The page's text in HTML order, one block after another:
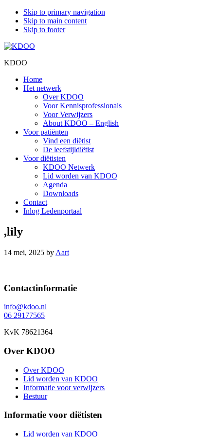
Skip to primary navigation
Skip to main content
Skip to footer
KDOO
Home
Het netwerk
Over KDOO
Voor Kennisprofessionals
Voor Verwijzers
About KDOO – English
Voor patiënten
Vind een diëtist
De leefstijldiëtist
Voor diëtisten
KDOO Netwerk
Lid worden van KDOO
Agenda
Downloads
Contact
Inlog Ledenportaal
,lily
14 mei, 2025 by Aart
Footer
Contactinformatie
info@kdoo.nl
06 29177565
KvK 78621364
Over KDOO
Over KDOO
Lid worden van KDOO
Informatie voor verwijzers
Bestuur
Informatie voor diëtisten
Lid worden van KDOO